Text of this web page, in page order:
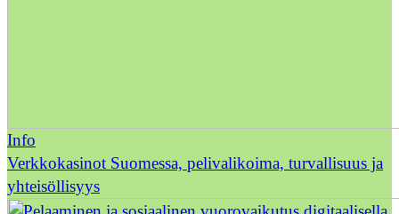
Info
Verkkokasinot Suomessa, pelivalikoima, turvallisuus ja
yhteisöllisyys